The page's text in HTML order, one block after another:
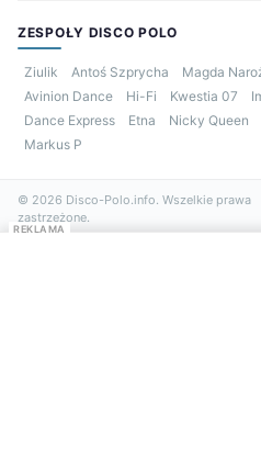
ZESPOŁY DISCO POLO
Ziulik Antoś Szprycha Magda
Avinion Dance
Hi-Fi Kwestia 07
Dance Express
Etna Nicky Queen
Markus P
© 2026 Disco-Polo.info. Wszelkie prawa
zastrzeżone.
REKLAMA